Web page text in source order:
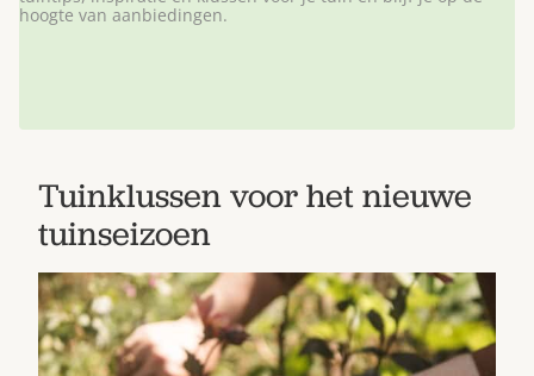
hoogte van aanbiedingen.
Tuinklussen voor het nieuwe
tuinseizoen